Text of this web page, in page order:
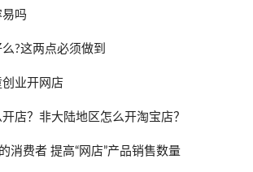
吗
?这两点必须做到
业开网店
店？非大陆地区怎么开淘宝店？
消费者 提高“网店”产品销售数量